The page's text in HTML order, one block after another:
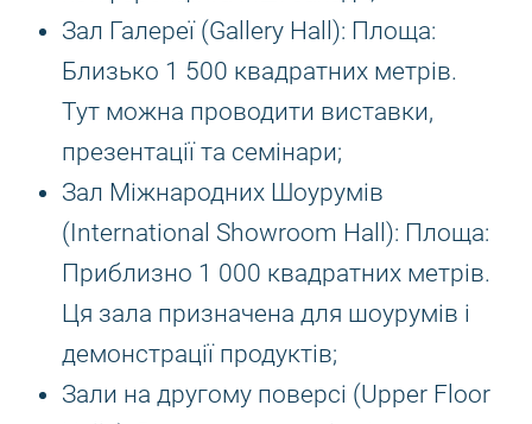
Зал Галереї (Gallery Hall): Площа:
Близько 1 500 квадратних метрів.
Тут можна проводити виставки,
презентації та семінари;
Зал Міжнародних Шоурумів
(International Showroom Hall): Площа:
Приблизно 1 000 квадратних метрів.
Ця зала призначена для шоурумів і
демонстрації продуктів;
Зали на другому поверсі (Upper Floor